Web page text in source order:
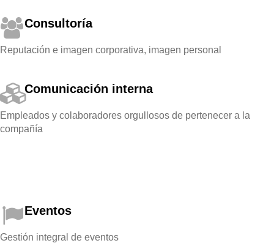
Consultoría
Reputación e imagen corporativa, imagen personal
Comunicación interna
Empleados y colaboradores orgullosos de pertenecer a la
compañía
Eventos
Gestión integral de eventos